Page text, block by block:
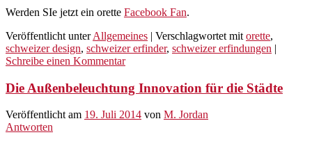
Werden SIe jetzt ein orette Facebook Fan.
Veröffentlicht unter Allgemeines | Verschlagwortet mit orette,
schweizer design, schweizer erfinder, schweizer erfindungen |
Schreibe einen Kommentar
Die Außenbeleuchtung Innovation für die Städte
Veröffentlicht am 19. Juli 2014 von M. Jordan
Antworten